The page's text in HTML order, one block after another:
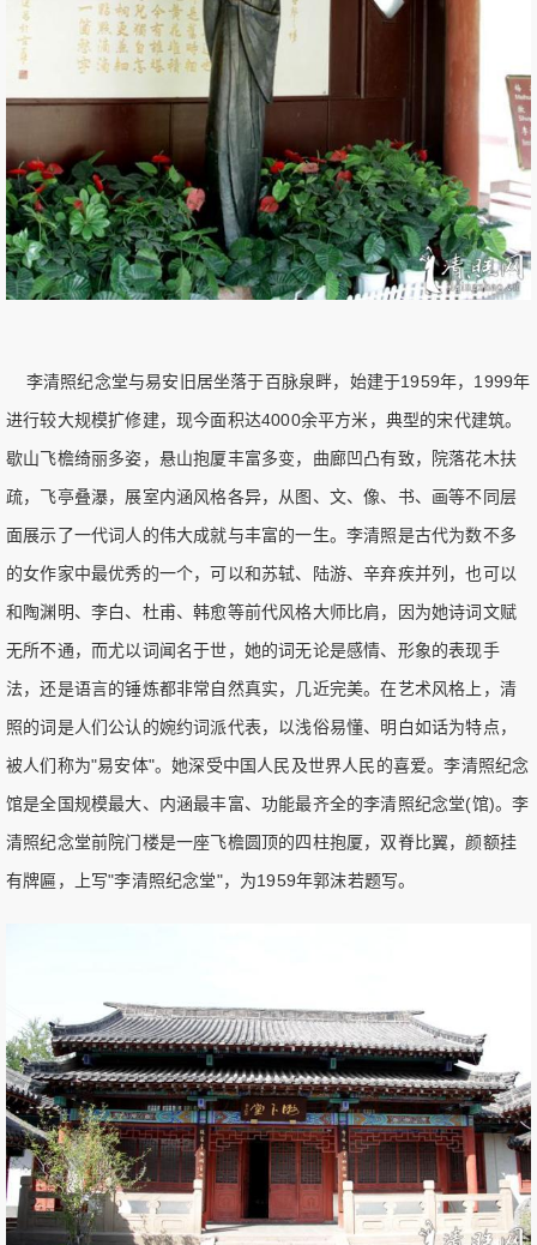
李清照纪念堂与易安旧居坐落于百脉泉畔，始建于1959年，1999年
进行较大规模扩修建，现今面积达4000余平方米，典型的宋代建筑。
歇山飞檐绮丽多姿，悬山抱厦丰富多变，曲廊凹凸有致，院落花木扶
疏，飞亭叠瀑，展室内涵风格各异，从图、文、像、书、画等不同层
面展示了一代词人的伟大成就与丰富的一生。李清照是古代为数不多
的女作家中最优秀的一个，可以和苏轼、陆游、辛弃疾并列，也可以
和陶渊明、李白、杜甫、韩愈等前代风格大师比肩，因为她诗词文赋
无所不通，而尤以词闻名于世，她的词无论是感情、形象的表现手
法，还是语言的锤炼都非常自然真实，几近完美。在艺术风格上，清
照的词是人们公认的婉约词派代表，以浅俗易懂、明白如话为特点，
被人们称为"易安体"。她深受中国人民及世界人民的喜爱。李清照纪念
馆是全国规模最大、内涵最丰富、功能最齐全的李清照纪念堂(馆)。李
清照纪念堂前院门楼是一座飞檐圆顶的四柱抱厦，双脊比翼，颜额挂
有牌匾，上写"李清照纪念堂"，为1959年郭沫若题写。